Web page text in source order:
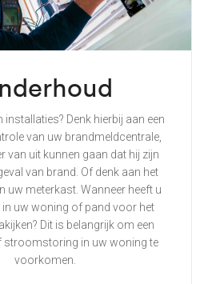
installaties? Denk hierbij aan een
van uw brandmeldcentrale,
van uit kunnen gaan dat hij zijn
van brand. Of denk aan het
uw meterkast. Wanneer heeft u
in uw woning of pand voor het
Dit is belangrijk om een
stroomstoring in uw woning te
voorkomen.